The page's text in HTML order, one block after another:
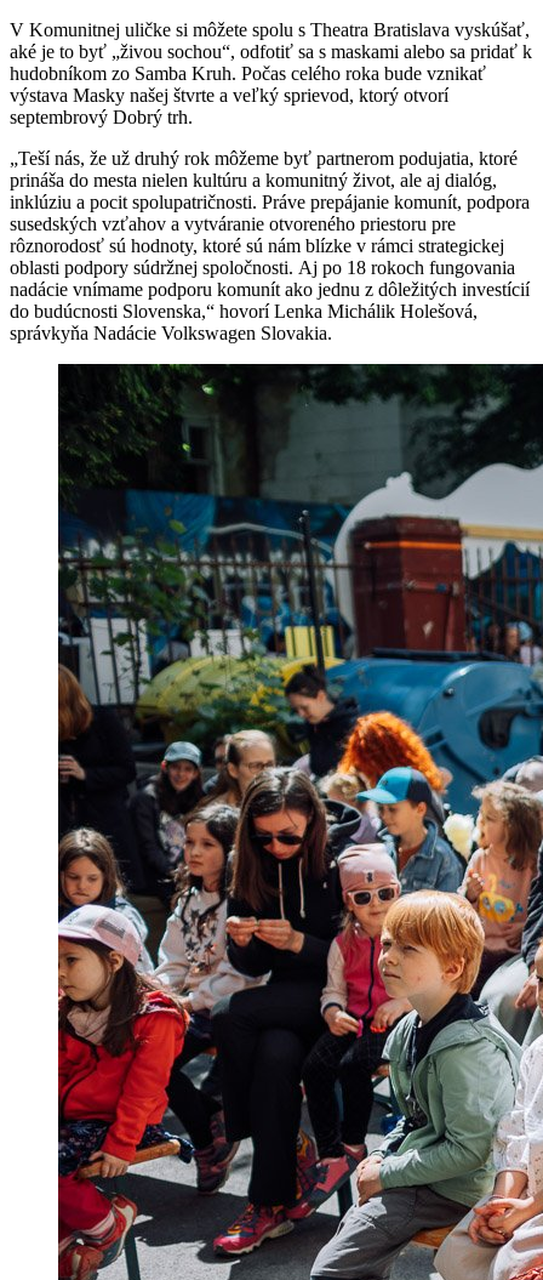
V Komunitnej uličke si môžete spolu s Theatra Bratislava vyskúšať,
aké je to byť „živou sochou“, odfotiť sa s maskami alebo sa pridať k
hudobníkom zo Samba Kruh. Počas celého roka bude vznikať
výstava Masky našej štvrte a veľký sprievod, ktorý otvorí
septembrový Dobrý trh.
„Teší nás, že už druhý rok môžeme byť partnerom podujatia, ktoré
prináša do mesta nielen kultúru a komunitný život, ale aj dialóg,
inklúziu a pocit spolupatričnosti. Práve prepájanie komunít, podpora
susedských vzťahov a vytváranie otvoreného priestoru pre
rôznorodosť sú hodnoty, ktoré sú nám blízke v rámci strategickej
oblasti podpory súdržnej spoločnosti. Aj po 18 rokoch fungovania
nadácie vnímame podporu komunít ako jednu z dôležitých investícií
do budúcnosti Slovenska,“ hovorí Lenka Michálik Holešová,
správkyňa Nadácie Volkswagen Slovakia.